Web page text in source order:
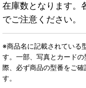
在庫数となります。
でご注意ください。
※商品名に記載されている
す。一部、写真とカード
際、必ず商品の型番をご
す。